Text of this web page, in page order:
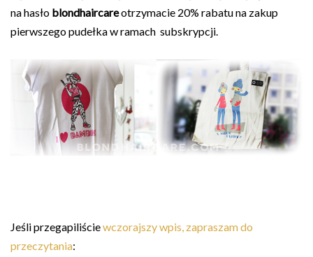
na hasło blondhaircareotrzymacie 20% rabatu na zakup
pierwszego pudełka w ramach subskrypcji.
Jeśli przegapiliściewczorajszy wpis, zapraszam do
przeczytania: